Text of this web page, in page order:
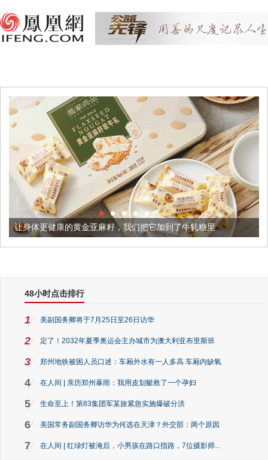
的黄金亚麻籽，我们把它加到了牛轧糖里 被列入佛家七宝
48小时点击排行
1 美副国务卿将于7月25日至26日访华
2 定了！2032年夏季奥运会主办城市为澳大利亚布里斯班
3 郑州地铁被困人员口述：车厢外水有一人多高 车厢内缺氧
4 在人间 | 亲历郑州暴雨：我用皮划艇救了一个孕妇
5 生命至上！第83集团军某旅紧急实施爆破分洪
6 美国常务副国务卿访华为何选在天津？外交部：两个原因
7 在人间 | 红绿灯被淹后，小男孩在路口指路，7位摄影师...